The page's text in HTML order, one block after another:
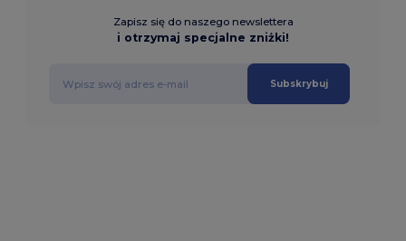
Zapisz się do naszego newslettera
i otrzymaj specjalne zniżki!
Subskrybuj